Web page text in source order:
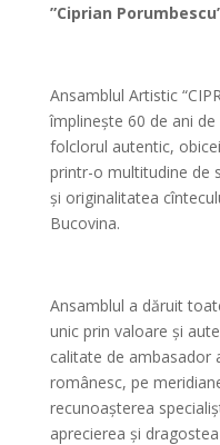
”Ciprian
Ansamblul Artistic
împlinește 60 de ani
folclorul autentic,
printr-o multitudine de
și originalitatea
Bucovina.
Ansamblul a dăruit
unic prin valoare și
calitate de ambasador
românesc, pe
recunoașterea
aprecierea și